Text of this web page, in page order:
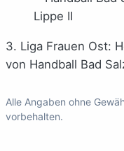
3. Liga Frauen Ost:
von Handball Bad
Alle Angaben ohne
vorbehalten.